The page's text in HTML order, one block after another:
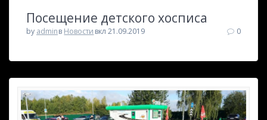
Посещение детского хосписа
by adminв Новости вкл 21.09.2019 0